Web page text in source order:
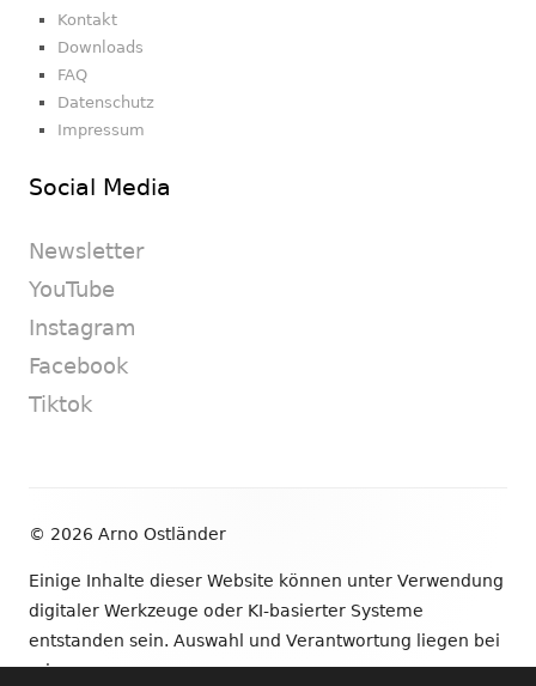
Kontakt
Downloads
FAQ
Datenschutz
Impressum
Social Media
Newsletter
YouTube
Instagram
Facebook
Tiktok
© 2026 Arno Ostländer
Einige Inhalte dieser Website können unter Verwendung
digitaler Werkzeuge oder KI-basierter Systeme
entstanden sein. Auswahl und Verantwortung liegen bei
mir.